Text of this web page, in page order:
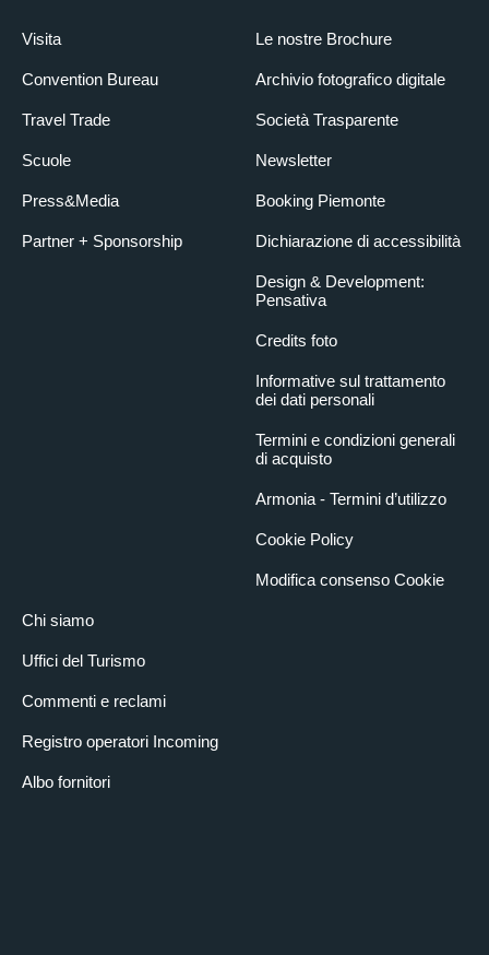
Visita
Convention Bureau
Travel Trade
Scuole
Press&Media
Partner + Sponsorship
Chi siamo
Uffici del Turismo
Commenti e reclami
Registro operatori Incoming
Albo fornitori
Le nostre Brochure
Archivio fotografico digitale
Società Trasparente
Newsletter
Booking Piemonte
Dichiarazione di accessibilità
Design & Development:
Pensativa
Credits foto
Informative sul trattamento
dei dati personali
Termini e condizioni generali
di acquisto
Armonia - Termini d’utilizzo
Cookie Policy
Modifica consenso Cookie